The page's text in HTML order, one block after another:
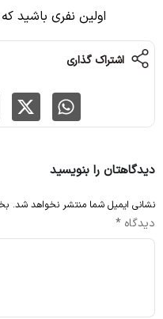
اولین نفری باشید
اشتراک گذاری
دیدگاهتان را بنویسید
نشانی ایمیل شما منتشر نخواهد شد.
دیدگاه *